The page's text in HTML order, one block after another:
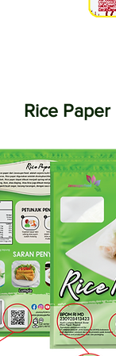
Rice Paper